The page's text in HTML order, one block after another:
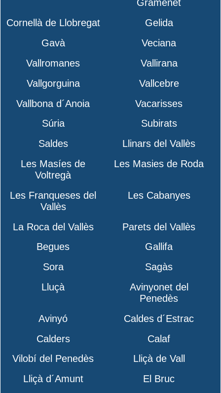
Gramenet
Cornellà de Llobregat
Gelida
Gavà
Veciana
Vallromanes
Vallirana
Vallgorguina
Vallcebre
Vallbona d´Anoia
Vacarisses
Súria
Subirats
Saldes
Llinars del Vallès
Les Masíes de
Voltregà
Les Masies de Roda
Les Franqueses del
Vallès
Les Cabanyes
La Roca del Vallès
Parets del Vallès
Begues
Gallifa
Sora
Sagàs
Lluçà
Avinyonet del
Penedès
Avinyó
Caldes d´Estrac
Calders
Calaf
Vilobí del Penedès
Lliçà de Vall
Lliçà d´Amunt
El Bruc